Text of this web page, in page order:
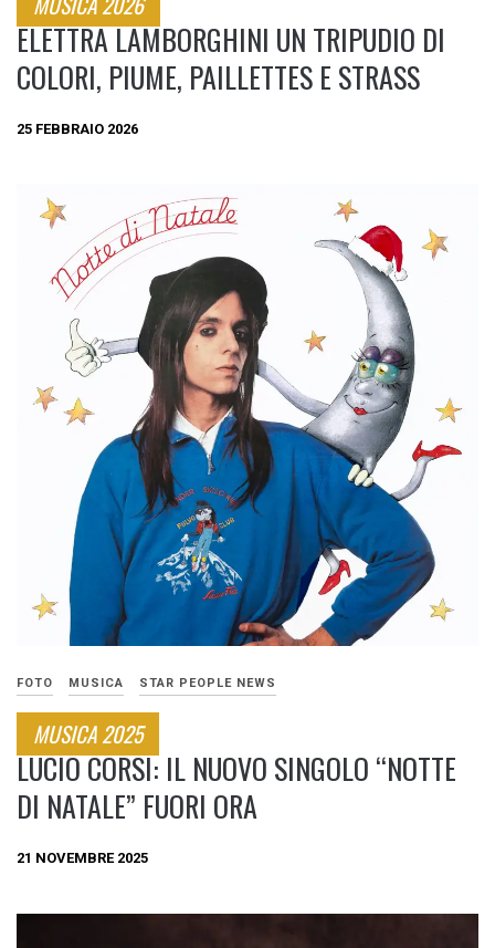
ELETTRA LAMBORGHINI UN TRIPUDIO DI
COLORI, PIUME, PAILLETTES E STRASS
25 FEBBRAIO 2026
FOTO MUSICA STAR PEOPLE NEWS
MUSICA 2025
LUCIO CORSI: IL NUOVO SINGOLO “NOTTE
DI NATALE” FUORI ORA
21 NOVEMBRE 2025